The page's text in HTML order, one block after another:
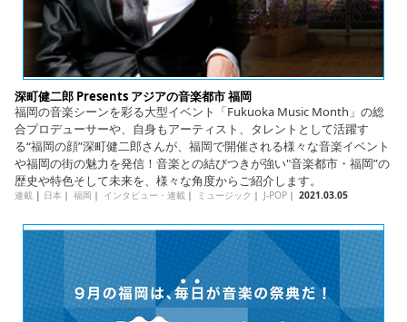
深町健二郎 Presents アジアの音楽都市 福岡
福岡の音楽シーンを彩る大型イベント「Fukuoka Music Month」の総
合プロデューサーや、自身もアーティスト、タレントとして活躍す
る“福岡の顔”深町健二郎さんが、福岡で開催される様々な音楽イベント
や福岡の街の魅力を発信！音楽との結びつきが強い"音楽都市・福岡”の
歴史や特色そして未来を、様々な角度からご紹介します。
連載 | 日本｜ 福岡 ｜ インタビュー・連載 ｜ ミュージック ｜ J-POP｜ 2021.03.05